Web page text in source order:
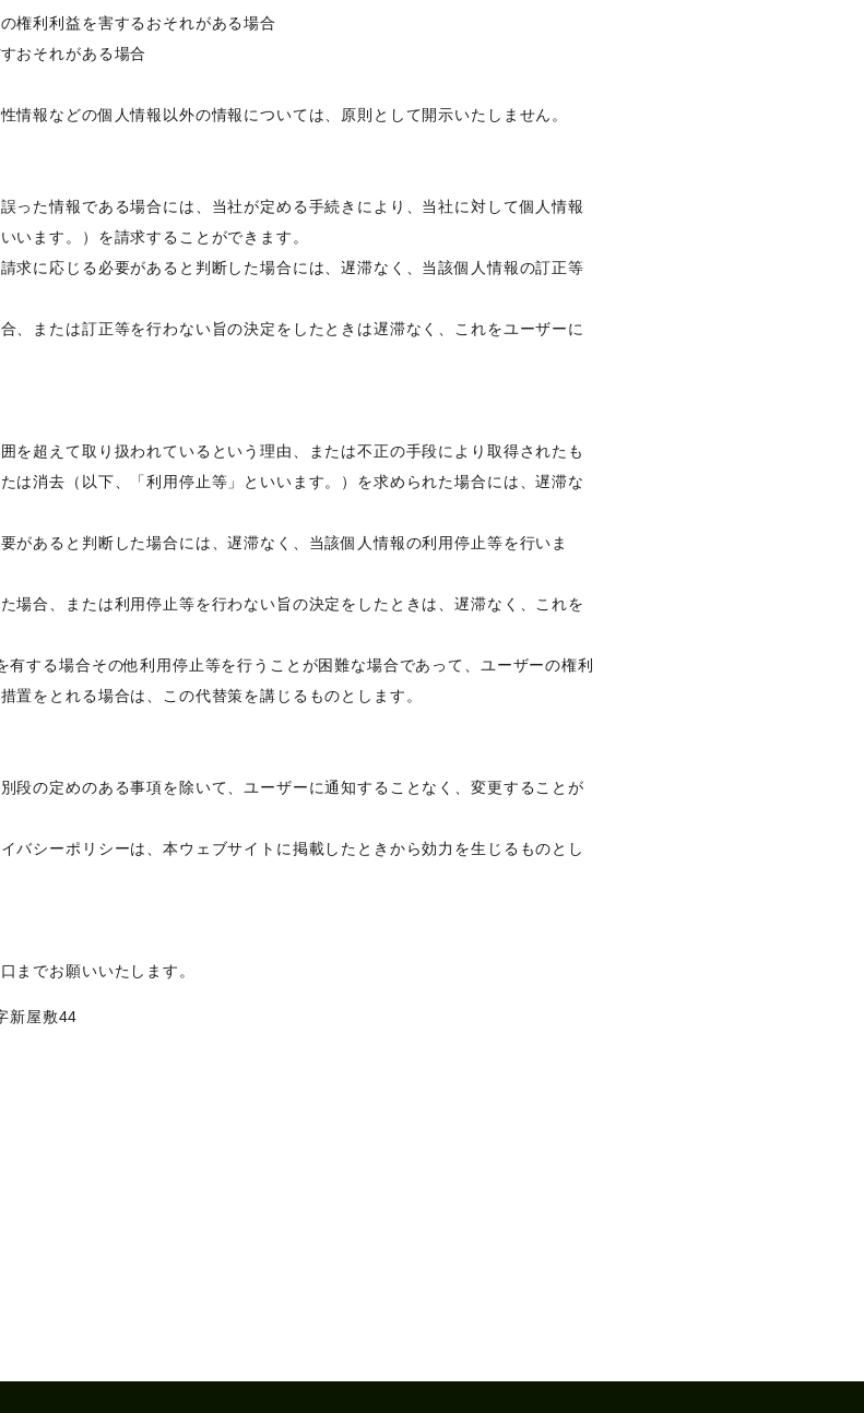
権利利益を害するおそれがある場合
おそれがある場合
情報などの個人情報以外の情報については、原則として開示いたしません。
った情報である場合には、当社が定める手続きにより、当社に対して個人情報
います。）を請求することができます。
求に応じる必要があると判断した場合には、遅滞なく、当該個人情報の訂正等
、または訂正等を行わない旨の決定をしたときは遅滞なく、これをユーザーに
を超えて取り扱われているという理由、または不正の手段により取得されたも
は消去（以下、「利用停止等」といいます。）を求められた場合には、遅滞な
があると判断した場合には、遅滞なく、当該個人情報の利用停止等を行いま
場合、または利用停止等を行わない旨の決定をしたときは、遅滞なく、これを
する場合その他利用停止等を行うことが困難な場合であって、ユーザーの権利
置をとれる場合は、この代替策を講じるものとします。
段の定めのある事項を除いて、ユーザーに通知することなく、変更することが
バシーポリシーは、本ウェブサイトに掲載したときから効力を生じるものとし
までお願いいたします。
新屋敷44